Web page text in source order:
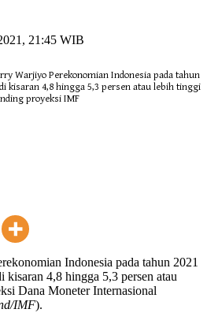
21:45 WIB
Warjiyo Perekonomian Indonesia pada tahun
kisaran 4,8 hingga 5,3 persen atau lebih tinggi
proyeksi IMF
Indonesia pada tahun 2021
kisaran 4,8 hingga 5,3 persen atau
Dana Moneter Internasional
IMF).